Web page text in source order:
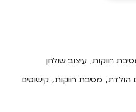
רווקות, עיצוב שולחן
הולדת, מסיבת רווקות, קישוטים